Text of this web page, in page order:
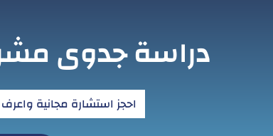
دراسة جدوى
احجز استشارة مجانية